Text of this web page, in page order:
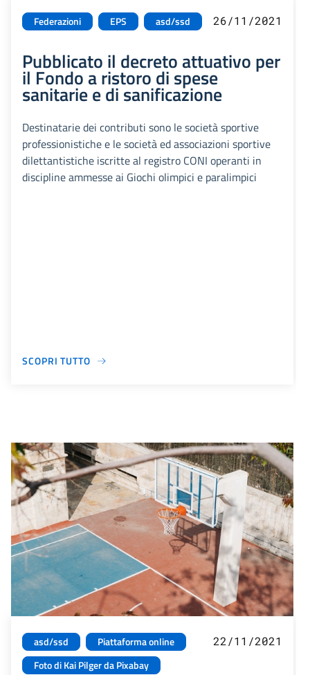
Federazioni EPS asd/ssd 26/11/2021
Pubblicato il decreto attuativo per
il Fondo a ristoro di spese
sanitarie e di sanificazione
Destinatarie dei contributi sono le società sportive
professionistiche e le società ed associazioni sportive
dilettantistiche iscritte al registro CONI operanti in
discipline ammesse ai Giochi olimpici e paralimpici
SCOPRI TUTTO
asd/ssd
Piattaforma online
Foto di Kai Pilger da Pixabay
22/11/2021